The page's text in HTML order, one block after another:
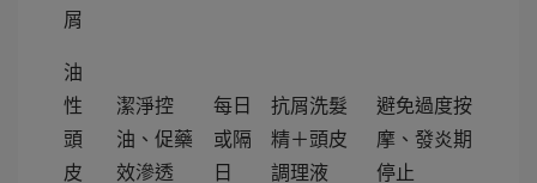
屑
油
性
頭
皮
潔淨控
油、促藥
效滲透
每日
或隔
日
抗屑洗髮
精＋頭皮
調理液
避免過度按
摩、發炎期
停止